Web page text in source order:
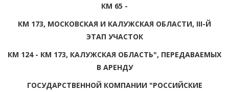
КМ 65 -
КМ 173, МОСКОВСКАЯ И КАЛУЖСКАЯ ОБЛАСТИ, III-Й
ЭТАП УЧАСТОК
КМ 124 - КМ 173, КАЛУЖСКАЯ ОБЛАСТЬ", ПЕРЕДАВАЕМЫХ
В АРЕНДУ
ГОСУДАРСТВЕННОЙ КОМПАНИИ "РОССИЙСКИЕ